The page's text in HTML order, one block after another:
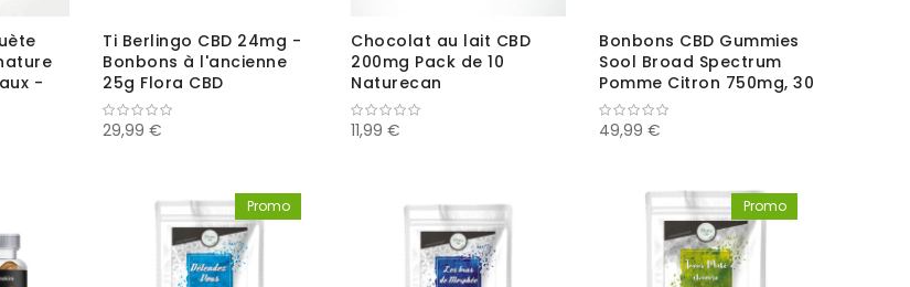
-
Ti Berlingo CBD 24mg -
Bonbons à l'ancienne
25g Flora CBD
29,99 €
Chocolat au lait CBD
200mg Pack de 10
Naturecan
11,99 €
Bonbons CBD Gummies
Sool Broad Spectrum
Pomme Citron 750mg, 30
pcs
49,99 €
Promo Promo